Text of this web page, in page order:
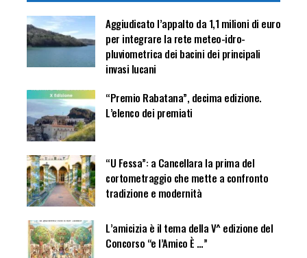
Aggiudicato l’appalto da 1,1 milioni di euro
per integrare la rete meteo-idro-
pluviometrica dei bacini dei principali
invasi lucani
“Premio Rabatana”, decima edizione.
L’elenco dei premiati
“U Fessa”: a Cancellara la prima del
cortometraggio che mette a confronto
tradizione e modernità
L’amicizia è il tema della V^ edizione del
Concorso “e l’Amico È …”